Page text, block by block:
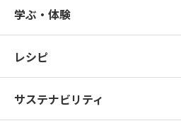
学ぶ・体験
レシピ
サステナビリティ